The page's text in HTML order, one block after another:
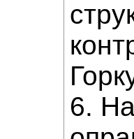
6.